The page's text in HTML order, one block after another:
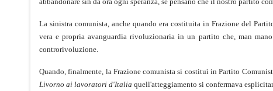
La sinistra comunista, anche quando era costituita in Frazione del
vera e propria avanguardia rivoluzionaria in un partito che, man
controrivoluzione.
Quando, finalmente, la Frazione comunista si costituì in Partito
Livorno ai lavoratori d'Italia quell'atteggiamento si confermava